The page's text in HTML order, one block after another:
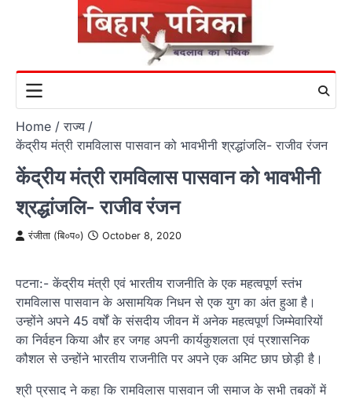
Home
राज्य
केंद्रीय मंत्री रामविलास पासवान को भावभीनी श्रद्धांजलि- राजीव रंजन
केंद्रीय मंत्री रामविलास पासवान को भावभीनी
श्रद्धांजलि- राजीव रंजन
रंजीता (बि०प०) October 8, 2020
पटना:- केंद्रीय मंत्री एवं भारतीय राजनीति के एक महत्वपूर्ण स्तंभ
रामविलास पासवान के असामयिक निधन से एक युग का अंत हुआ है।
उन्होंने अपने 45 वर्षों के संसदीय जीवन में अनेक महत्वपूर्ण जिम्मेवारियों
का निर्वहन किया और हर जगह अपनी कार्यकुशलता एवं प्रशासनिक
कौशल से उन्होंने भारतीय राजनीति पर अपने एक अमिट छाप छोड़ी है।
श्री प्रसाद ने कहा कि रामविलास पासवान जी समाज के सभी तबकों में